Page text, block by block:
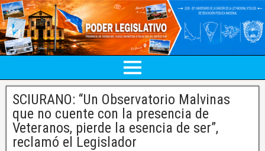
SCIURANO: “Un Observatorio Malvinas
que no cuente con la presencia de
Veteranos, pierde la esencia de ser”,
reclamó el Legislador